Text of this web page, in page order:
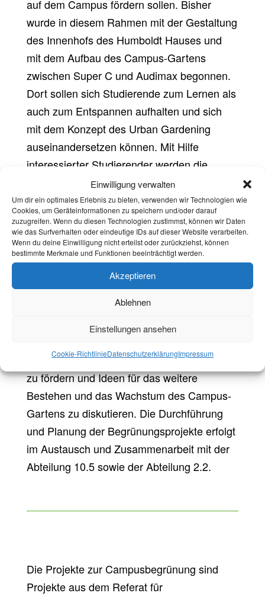
Einwilligung verwalten
Um dir ein optimales Erlebnis zu bieten, verwenden wir Technologien wie
Cookies, um Geräteinformationen zu speichern und/oder darauf
zuzugreifen. Wenn du diesen Technologien zustimmst, können wir Daten
wie das Surfverhalten oder eindeutige IDs auf dieser Website verarbeiten.
Wenn du deine Einwilligung nicht erteilst oder zurückziehst, können
bestimmte Merkmale und Funktionen beeinträchtigt werden.
Akzeptieren
Ablehnen
Einstellungen ansehen
Cookie-RichtlinieDatenschutzerklärungImpressum
auf dem Campus fördern sollen. Bisher
wurde in diesem Rahmen mit der Gestaltung
des Innenhofs des Humboldt Hauses und
mit dem Aufbau des Campus-Gartens
zwischen Super C und Audimax begonnen.
Dort sollen sich Studierende zum Lernen als
auch zum Entspannen aufhalten und sich
mit dem Konzept des Urban Gardening
auseinandersetzen können. Mit Hilfe
interessierter Studierender werden die
Hochbeete mit saisonalem Gemüse sowie
Kräutern bepflanzt. Zusätzlich wurde im
Laufe des Sommersemesters 21 eine
Kräuterspirale aufgebaut, um den Garten zu
verschönern und gleichzeitig mehr Raum für
Pflanzen zu schaffen. Es wurde ein
Apfelbaum gepflanzt und einige
Sitzgelegenheiten, die zum Verweilen im
Campus-Garten einladen, geschaffen.
um den Austausch zwischen Studierenden
zu fördern und Ideen für das weitere
Bestehen und das Wachstum des Campus-
Gartens zu diskutieren. Die Durchführung
und Planung der Begrünungsprojekte erfolgt
im Austausch und Zusammenarbeit mit der
Abteilung 10.5 sowie der Abteilung 2.2.
Die Projekte zur Campusbegrünung sind
Projekte aus dem Referat für